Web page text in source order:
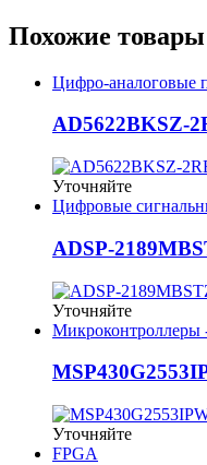
Похожие товары
Цифро-аналоговые
AD5622BKSZ-
Уточняйте
Цифровые
ADSP-
Уточняйте
Микроконтроллеры
Уточняйте
FPGA